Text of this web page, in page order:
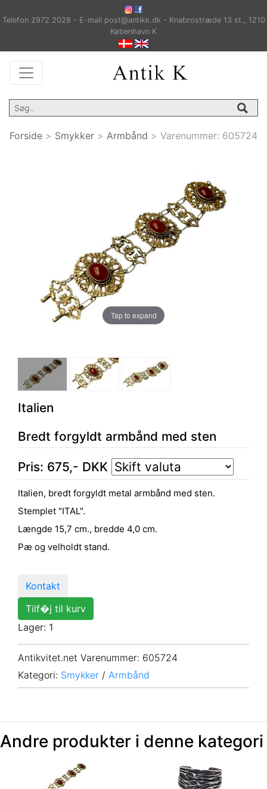
Telefon 2972 2028 - E-mail post@antikk.dk - Knabrostræde 13 st., 1210
København K
Forside > Smykker > Armbånd > Varenummer: 605724
Tap to expand
Italien
Bredt forgyldt armbånd med sten
Pris: 675,- DKK
Italien, bredt forgyldt metal armbånd med sten.
Stemplet "ITAL".
Længde 15,7 cm., bredde 4,0 cm.
Pæ og velholdt stand.
Kontakt
Tilf�j til kurv
Lager: 1
Antikvitet.net Varenummer: 605724
Kategori: Smykker / Armbånd
Andre produkter i denne kategori